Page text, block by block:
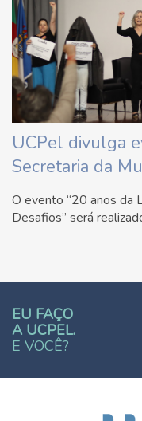
UCPel divulga
Secretaria da
O evento “20 anos da
Desafios” será
EU FAÇO
A UCPEL.
E VOCÊ?